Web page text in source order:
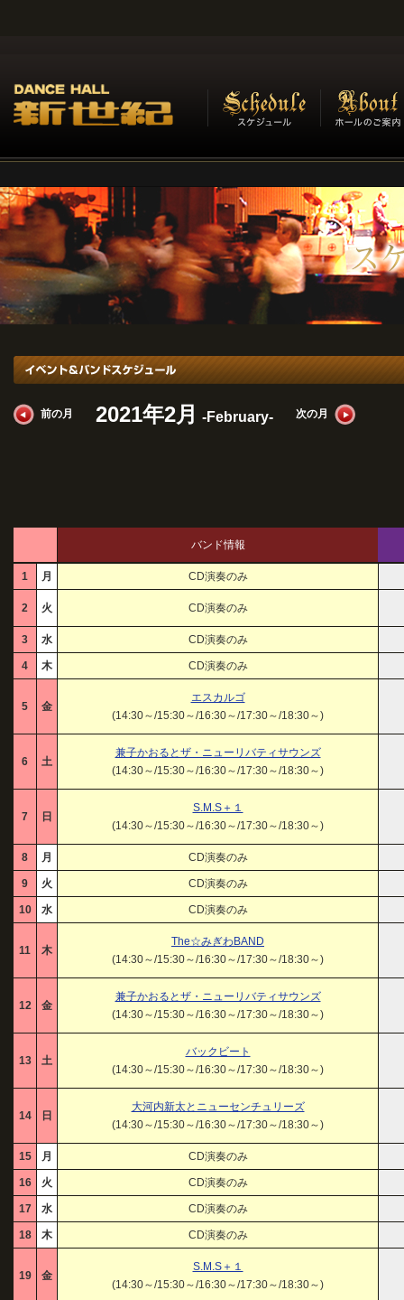
前の月 2021年2月 -February- 次の月
バンド情報
1 月 CD演奏のみ
2 火 CD演奏のみ
3 水 CD演奏のみ
4 木 CD演奏のみ
5 金
エスカルゴ
(14:30～/15:30～/16:30～/17:30～/18:30～)
6 土
兼子かおるとザ・ニューリバティサウンズ
(14:30～/15:30～/16:30～/17:30～/18:30～)
7 日
S.M.S＋１
(14:30～/15:30～/16:30～/17:30～/18:30～)
8 月 CD演奏のみ
9 火 CD演奏のみ
10 水 CD演奏のみ
11 木
The☆みぎわBAND
(14:30～/15:30～/16:30～/17:30～/18:30～)
12 金
兼子かおるとザ・ニューリバティサウンズ
(14:30～/15:30～/16:30～/17:30～/18:30～)
13 土
バックビート
(14:30～/15:30～/16:30～/17:30～/18:30～)
14 日
大河内新太とニューセンチュリーズ
(14:30～/15:30～/16:30～/17:30～/18:30～)
15 月 CD演奏のみ
16 火 CD演奏のみ
17 水 CD演奏のみ
18 木 CD演奏のみ
19 金
S.M.S＋１
(14:30～/15:30～/16:30～/17:30～/18:30～)